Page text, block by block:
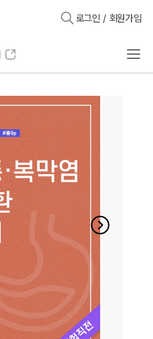
로그인 / 회원가입